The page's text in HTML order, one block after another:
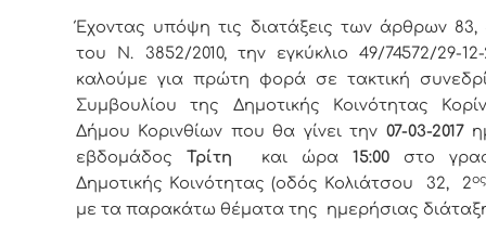
Έχοντας υπόψη τις διατάξεις των άρθρων 83,
του Ν. 3852/2010, την εγκύκλιο 49/74572/29-
καλούμε για πρώτη φορά σε τακτική
Συμβουλίου της Δημοτικής Κοινότητας
Δήμου Κορινθίων που θα γίνει την 07-03-2017
εβδομάδοςΤρίτη και ώρα 15:00 στο
Δημοτικής Κοινότητας (οδός Κολιάτσου 32, 2ος
με τα παρακάτω θέματα της ημερήσιας